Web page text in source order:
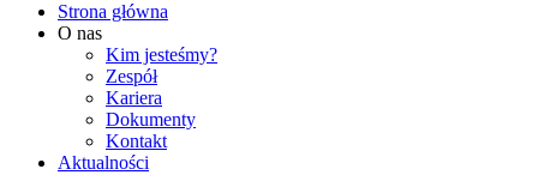
Strona główna
O nas
Kim jesteśmy?
Zespół
Kariera
Dokumenty
Kontakt
Aktualności